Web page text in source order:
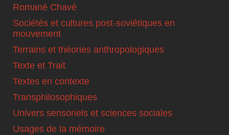
Romané Chavé
Sociétés et cultures post-soviétiques en
mouvement
Terrains et théories anthropologiques
Texte et Trait
Textes en contexte
Transphilosophiques
Univers sensoriels et sciences sociales
Usages de la mémoire